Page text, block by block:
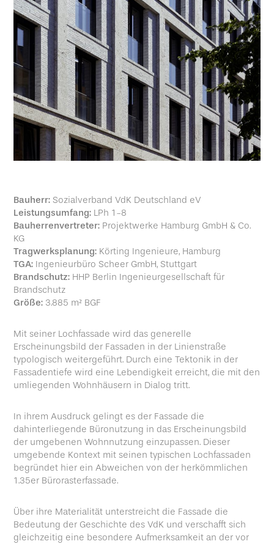
Bauherr: Sozialverband VdK Deutschland eV
Leistungsumfang: LPh 1-8
Bauherrenvertreter: Projektwerke Hamburg GmbH & Co.
KG
Tragwerksplanung: Körting Ingenieure, Hamburg
TGA: Ingenieurbüro Scheer GmbH, Stuttgart
Brandschutz: HHP Berlin Ingenieurgesellschaft für
Brandschutz
Größe: 3.885 m² BGF
Mit seiner Lochfassade wird das generelle
Erscheinungsbild der Fassaden in der Linienstraße
typologisch weitergeführt. Durch eine Tektonik in der
Fassadentiefe wird eine Lebendigkeit erreicht, die mit den
umliegenden Wohnhäusern in Dialog tritt.
In ihrem Ausdruck gelingt es der Fassade die
dahinterliegende Büronutzung in das Erscheinungsbild
der umgebenen Wohnnutzung einzupassen. Dieser
umgebende Kontext mit seinen typischen Lochfassaden
begründet hier ein Abweichen von der herkömmlichen
1.35er Bürorasterfassade.
Über ihre Materialität unterstreicht die Fassade die
Bedeutung der Geschichte des VdK und verschafft sich
gleichzeitig eine besondere Aufmerksamkeit an der vor